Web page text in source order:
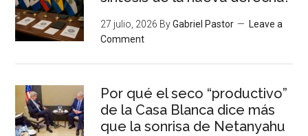
27 julio, 2026 ByGabriel Pastor
Leave a
Comment
Por qué el seco “productivo”
de la Casa Blanca dice más
que la sonrisa de Netanyahu